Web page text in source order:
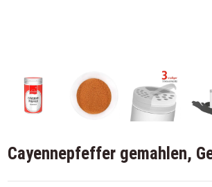
Cayennepfeffer gemahlen,